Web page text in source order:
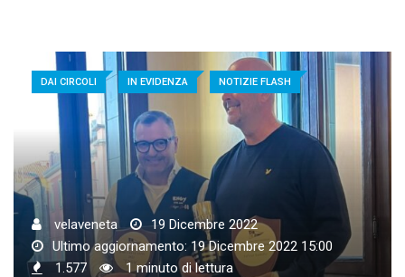
DAI CIRCOLI IN EVIDENZA NOTIZIE FLASH
velaveneta
19 Dicembre 2022
Ultimo aggiornamento: 19 Dicembre 2022 15:00
1.577
1 minuto di lettura